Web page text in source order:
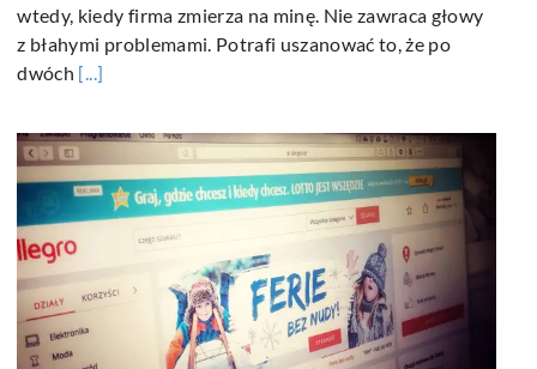
wtedy, kiedy firma zmierza na minę. Nie zawraca głowy
z błahymi problemami. Potrafi uszanować to, że po
dwóch [...]